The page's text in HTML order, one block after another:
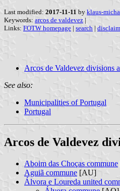
Last modified: 2017-11-11 by klaus-
Keywords: arcos de valdevez |
Links: FOTW homepage | search |
Arcos de Valdevez divisions
See also:
Municipalities of Portugal
Portugal
Arcos de Valdevez
Aboim das Choças commune
Aguiã commune [AU]
Álvora e Loureda united